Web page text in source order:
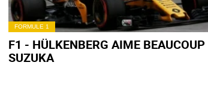
FORMULE 1
F1 - HÜLKENBERG AIME BEAUCOUP
SUZUKA